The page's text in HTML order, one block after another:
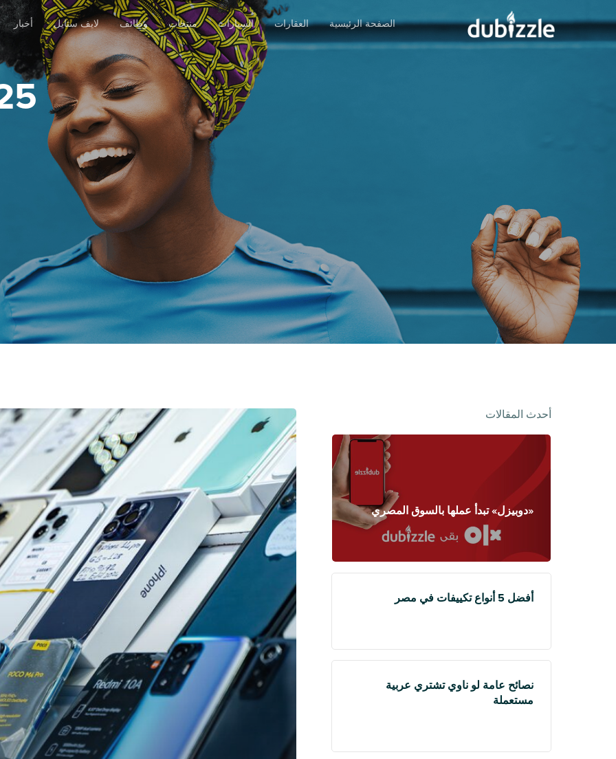
to
الصفحة الرئيسية العقارات السيارات منتجات وظائف لايف ستايل أخبار
أحدث المقالات
«دوبيزل» تبدأ عملها بالسوق المصري
أفضل 5 أنواع تكييفات في مصر
نصائح عامة لو ناوي تشتري عربية
مستعملة